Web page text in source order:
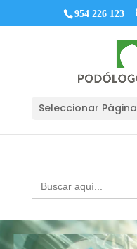
954 226 123
Seleccionar Página
Buscar: